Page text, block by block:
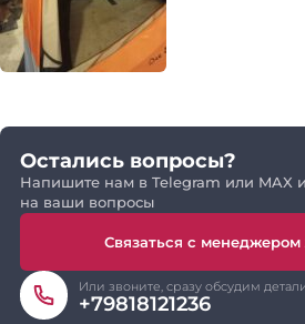
Остались вопросы?
Напишите нам в Telegram или MAX
на ваши вопросы
Связаться с менеджером
Или звоните, сразу обсудим
+79818121236